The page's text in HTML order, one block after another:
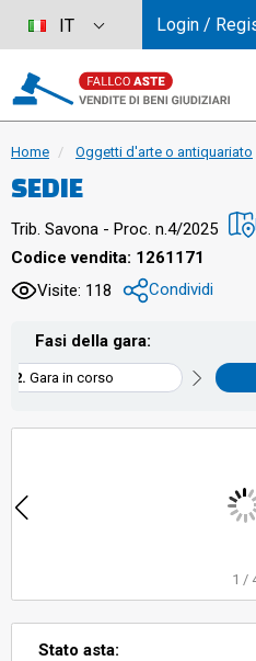
Home Oggetti d'arte o antiquariato
SEDIE
Trib. Savona - Proc. n.4/2025
Codice vendita: 1261171
Visite: 118
Condividi
Fasi della gara:
Gara in corso
1 /
Stato asta:
IT Login /